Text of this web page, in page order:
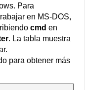
Para
en MS-DOS,
cmd en
. La tabla muestra
para obtener más